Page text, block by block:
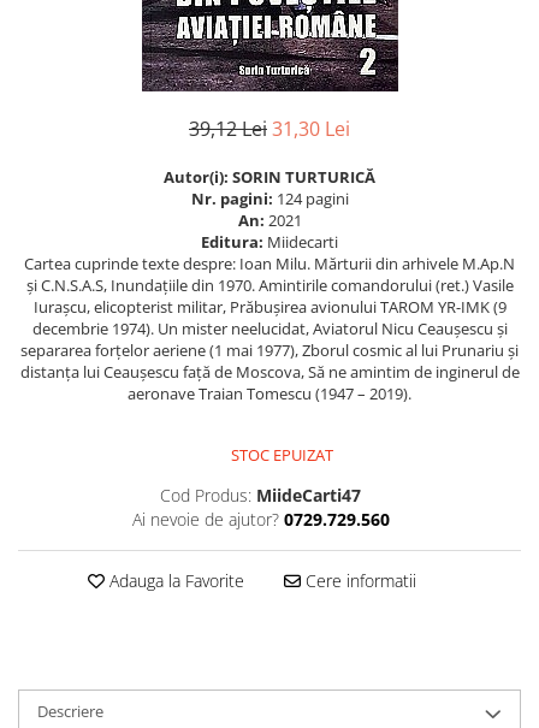
Manuale scolare/Cursuri
Proză
Psihologie
Sociologie
Spiritualitate/Ezoterism
39,12 Lei31,30 Lei
Autor(i): SORIN TURTURICĂ
Nr. pagini: 124 pagini
An: 2021
Editura: Miidecarti
Cartea cuprinde texte despre: Ioan Milu. Mărturii din arhivele M.Ap.N
și C.N.S.A.S, Inundațiile din 1970. Amintirile comandorului (ret.) Vasile
Iurașcu, elicopterist militar, Prăbușirea avionului TAROM YR-IMK (9
decembrie 1974). Un mister neelucidat, Aviatorul Nicu Ceaușescu și
separarea forțelor aeriene (1 mai 1977), Zborul cosmic al lui Prunariu și
distanța lui Ceaușescu față de Moscova, Să ne amintim de inginerul de
aeronave Traian Tomescu (1947 – 2019).
STOC EPUIZAT
Cod Produs: MiideCarti47
Ai nevoie de ajutor? 0729.729.560
Adauga la Favorite Cere informatii
Descriere